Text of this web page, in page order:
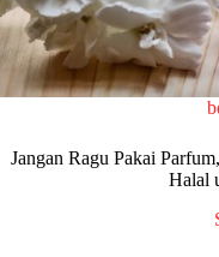
Jangan Ragu Pakai
Halal